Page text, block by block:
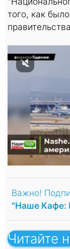
того, как
Важно!
"Наше Кафе:
Читайте